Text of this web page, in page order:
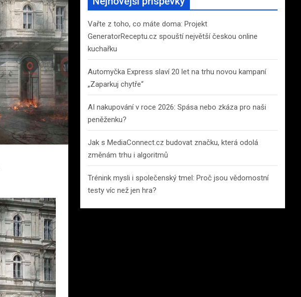
h
Vařte z toho, co máte doma: Projekt
GeneratorReceptu.cz spouští největší českou online
kuchařku
Automyčka Express slaví 20 let na trhu novou kampaní
„Zaparkuj chytře“
AI nakupování v roce 2026: Spása nebo zkáza pro naši
peněženku?
Jak s MediaConnect.cz budovat značku, která odolá
změnám trhu i algoritmů
Trénink mysli i společenský tmel: Proč jsou vědomostní
testy víc než jen hra?